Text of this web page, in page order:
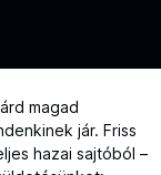
magad
jár. Friss
hazai sajtóból –